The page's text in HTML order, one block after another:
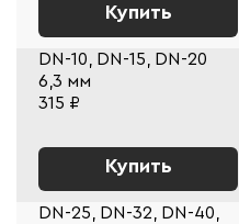
Купить
DN-10, DN-15, DN-20
6,3 мм
315 ₽
Купить
DN-25, DN-32, DN-40,